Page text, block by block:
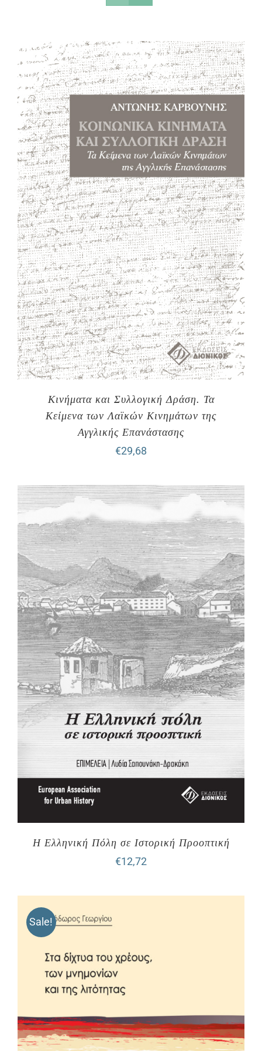
Κινήματα και Συλλογική Δράση. Τα
Κείμενα των Λαϊκών Κινημάτων της
Αγγλικής Επανάστασης
€29,68
Η Ελληνική Πόλη σε Ιστορική Προοπτική
€12,72
Sale!